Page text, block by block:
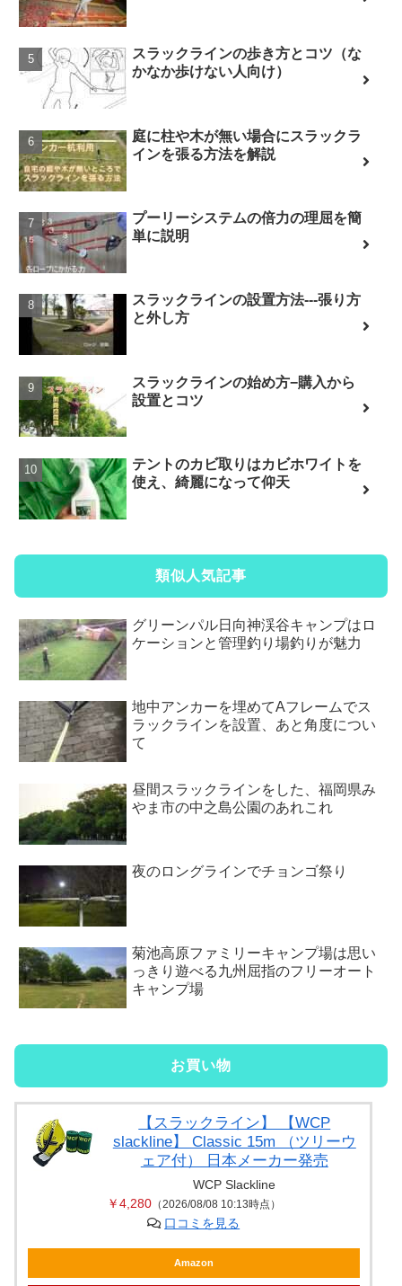
スラックラインの歩き方とコツ（な
かなか歩けない人向け）
庭に柱や木が無い場合にスラックラ
インを張る方法を解説
プーリーシステムの倍力の理屈を簡
単に説明
スラックラインの設置方法---張り方
と外し方
スラックラインの始め方−購入から
設置とコツ
テントのカビ取りはカビホワイトを
使え、綺麗になって仰天
類似人気記事
グリーンパル日向神渓谷キャンプはロ
ケーションと管理釣り場釣りが魅力
地中アンカーを埋めてAフレームでス
ラックラインを設置、あと角度につい
て
昼間スラックラインをした、福岡県み
やま市の中之島公園のあれこれ
夜のロングラインでチョンゴ祭り
菊池高原ファミリーキャンプ場は思い
っきり遊べる九州屈指のフリーオート
キャンプ場
お買い物
【スラックライン】 【WCP
slackline】 Classic 15m （ツリーウ
ェア付） 日本メーカー発売
WCP Slackline
￥4,280（2026/08/08 10:13時点）
口コミを見る
Amazon